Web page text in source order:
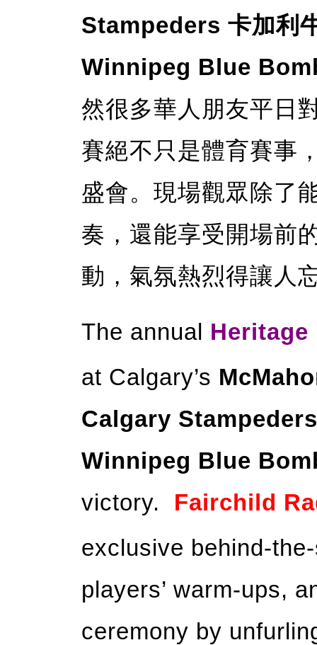
Stampeders 卡加利
Winnipeg Blue
然很多華人朋友平日
賽絕不只是體育賽事
盛會。現場觀眾除了
奏，還能享受開場前
動，氣氛熱烈得讓人
The annual Heritage
at Calgary’s
Calgary Stampeders
Winnipeg Blue
victory. Fairchild
exclusive behind-
players’ warm-ups,
ceremony by